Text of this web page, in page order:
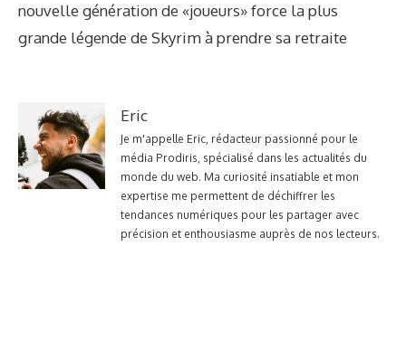
nouvelle génération de «joueurs» force la plus
grande légende de Skyrim à prendre sa retraite
Eric
Je m'appelle Eric, rédacteur passionné pour le
média Prodiris, spécialisé dans les actualités du
monde du web. Ma curiosité insatiable et mon
expertise me permettent de déchiffrer les
tendances numériques pour les partager avec
précision et enthousiasme auprès de nos lecteurs.